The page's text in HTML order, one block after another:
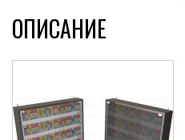
ОПИСАНИЕ